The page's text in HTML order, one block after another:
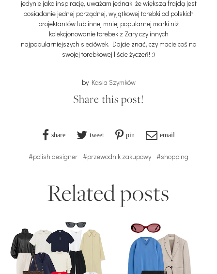
jedynie jako inspirację, uważam jednak, że większą frajdą jest
posiadanie jednej porządnej, wyjątkowej torebki od polskich
projektantów lub innej mniej popularnej marki niż
kolekcjonowanie torebek z Zary czy innych
najpopularniejszych sieciówek. Dajcie znać, czy macie coś na
swojej torebkowej liście życzeń! :)
by Kasia Szymków
Share this post!
share tweet pin email
#polish designer #przewodnik zakupowy #shopping
Related posts